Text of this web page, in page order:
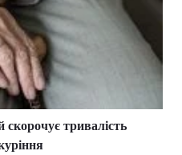
тривалість